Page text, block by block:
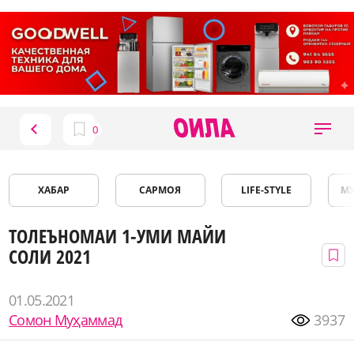
ХАБАР САРМОЯ LIFE-STYLE
ТОЛЕЪНОМАИ 1-УМИ МАЙИ
СОЛИ 2021
01.05.2021
Сомон Муҳаммад
3937